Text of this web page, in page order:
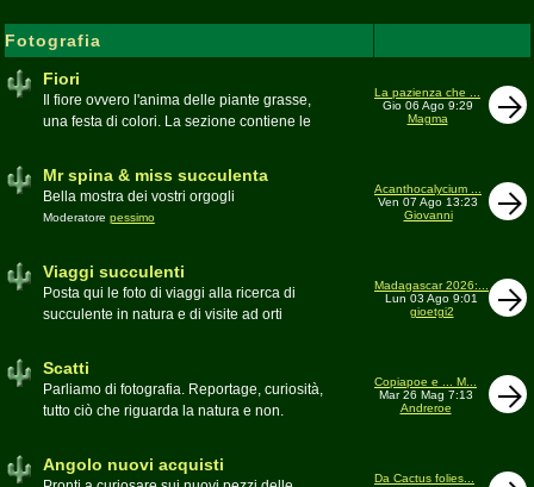
Fotografia
Fiori
Il fiore ovvero l'anima delle piante grasse,
una festa di colori. La sezione contiene le
La pazienza che ...
Gio 06 Ago 9:29
Magma
Mr spina & miss succulenta
Bella mostra dei vostri orgogli
Moderatore pessimo
Acanthocalycium ...
Ven 07 Ago 13:23
Giovanni
Viaggi succulenti
Posta qui le foto di viaggi alla ricerca di
succulente in natura e di visite ad orti
Madagascar 2026:...
Lun 03 Ago 9:01
gioetgi2
Scatti
Parliamo di fotografia. Reportage, curiosità,
tutto ciò che riguarda la natura e non.
Copiapoe e ... M...
Mar 26 Mag 7:13
Andreroe
Angolo nuovi acquisti
Da Cactus folies...